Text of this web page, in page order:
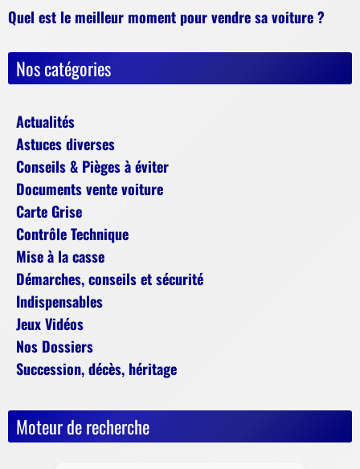
Quel est le meilleur moment pour vendre sa voiture ?
Nos catégories
Actualités
Astuces diverses
Conseils & Pièges à éviter
Documents vente voiture
Carte Grise
Contrôle Technique
Mise à la casse
Démarches, conseils et sécurité
Indispensables
Jeux Vidéos
Nos Dossiers
Succession, décès, héritage
Moteur de recherche